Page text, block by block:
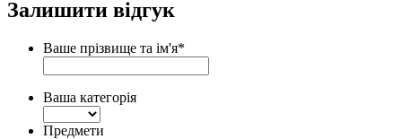
Залишити відгук
Ваше прізвище та ім'я*
Ваша категорія
Предмети